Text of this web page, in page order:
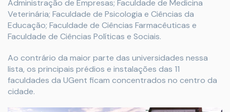
Administração de Empresas; Faculdade de Medicina
Veterinária; Faculdade de Psicologia e Ciências da
Educação; Faculdade de Ciências Farmacêuticas e
Faculdade de Ciências Políticas e Sociais.
Ao contrário da maior parte das universidades nessa
lista, os principais prédios e instalações das 11
faculdades da UGent ficam concentrados no centro da
cidade.